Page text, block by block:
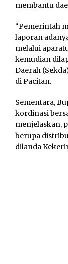
membantu
“Pemerintah
laporan
melalui
kemudian
Daerah
di Pacitan.
Sementara,
kordinasi
menjelaskan,
berupa
dilanda